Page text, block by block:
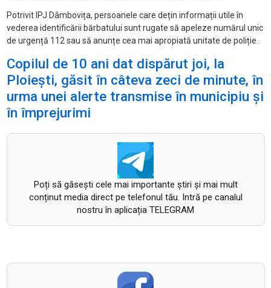
Potrivit IPJ Dâmbovița, persoanele care dețin informații utile în
vederea identificării bărbatului sunt rugate să apeleze numărul unic
de urgență 112 sau să anunțe cea mai apropiată unitate de poliție.
Copilul de 10 ani dat dispărut joi, la
Ploiești, găsit în câteva zeci de minute, în
urma unei alerte transmise în municipiu și
în împrejurimi
Poți să găsești cele mai importante știri și mai mult
conținut media direct pe telefonul tău. Intră pe canalul
nostru în aplicația TELEGRAM